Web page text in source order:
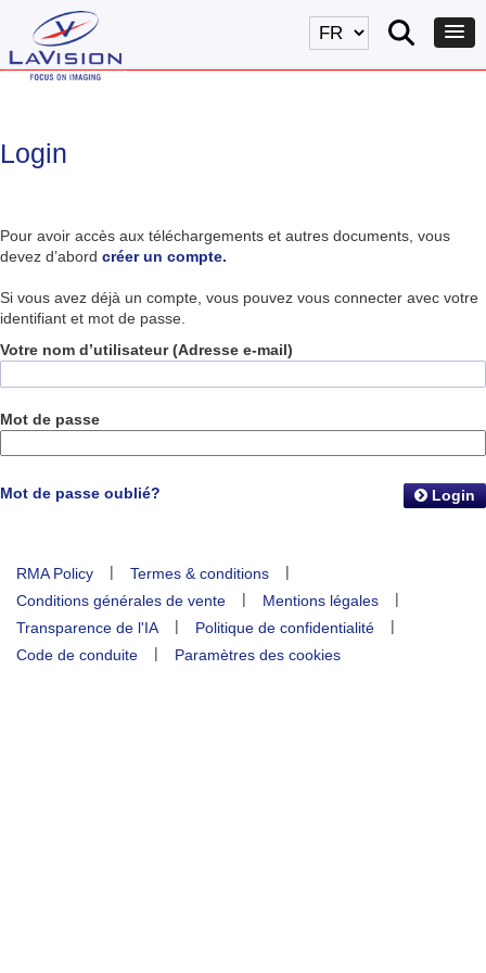
Login
Pour avoir accès aux téléchargements et autres documents, vous
devez d’abord créer un compte.
Si vous avez déjà un compte, vous pouvez vous connecter avec votre
identifiant et mot de passe.
Votre nom d’utilisateur (Adresse e-mail)
Mot de passe
Mot de passe oublié? Login
RMA Policy | Termes & conditions
|
Conditions générales de vente
| Mentions légales
|
Transparence de l'IA
| Politique de confidentialité
|
Code de conduite
| Paramètres des cookies